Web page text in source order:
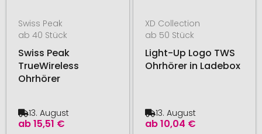
Swiss Peak
ab 40 Stück
Swiss Peak
TrueWireless
Ohrhörer
ab15,51 €
13. August
XD Collection
ab 50 Stück
Light-Up Logo TWS
Ohrhörer in Ladebox
ab10,04 €
13. August